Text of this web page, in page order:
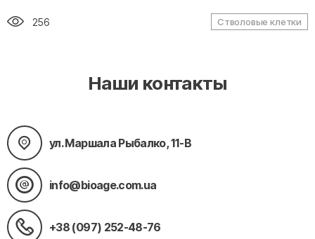
256 Стволовые клетки
Наши контакты
ул. Маршала Рыбалко, 11-В
info@bioage.com.ua
+38 (097) 252-48-76